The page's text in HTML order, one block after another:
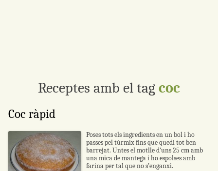
Receptes amb el tag coc
Coc ràpid
Poses tots els ingredients en un bol i ho
passes pel túrmix fins que quedi tot ben
barrejat. Untes el motlle d’uns 25 cm amb
una mica de mantega i ho espolses amb
farina per tal que no s’enganxi.